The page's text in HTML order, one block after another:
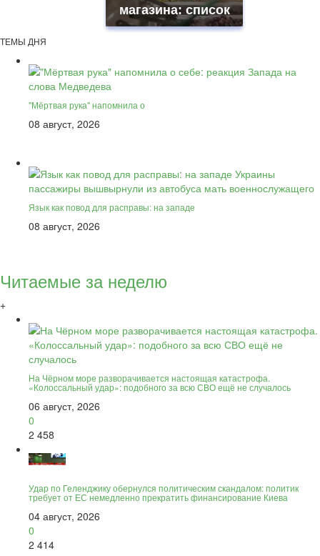
магазина: список
ТЕМЫ ДНЯ
"Мёртвая рука" напомнила о
08 август, 2026
Язык как повод для расправы: на западе
08 август, 2026
Читаемые за неделю
+
На Чёрном море разворачивается настоящая катастрофа.
«Колоссальный удар»: подобного за всю СВО ещё не случалось
06 август, 2026
0
2 458
Удар по Геленджику обернулся политическим скандалом: политик
требует от ЕС немедленно прекратить финансирование Киева
04 август, 2026
0
2 414